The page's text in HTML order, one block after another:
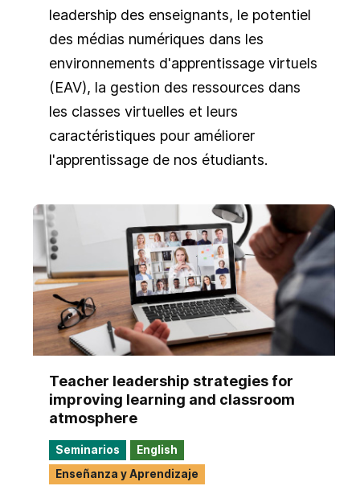
leadership des enseignants, le potentiel
des médias numériques dans les
environnements d'apprentissage virtuels
(EAV), la gestion des ressources dans
les classes virtuelles et leurs
caractéristiques pour améliorer
l'apprentissage de nos étudiants.
Teacher leadership strategies for
improving learning and classroom
atmosphere
Seminarios
English
Enseñanza y Aprendizaje